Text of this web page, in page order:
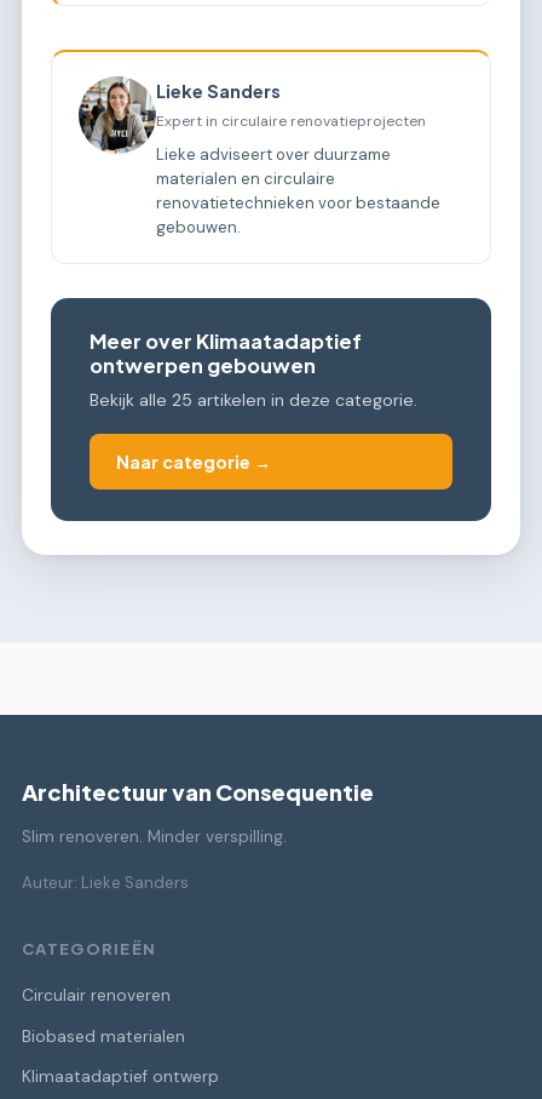
Lieke Sanders
Expert in circulaire renovatieprojecten
Lieke adviseert over duurzame
materialen en circulaire
renovatietechnieken voor bestaande
gebouwen.
Meer over Klimaatadaptief
ontwerpen gebouwen
Bekijk alle 25 artikelen in deze categorie.
Naar categorie →
Architectuur van Consequentie
Slim renoveren. Minder verspilling.
Auteur: Lieke Sanders
CATEGORIEËN
Circulair renoveren
Biobased materialen
Klimaatadaptief ontwerp